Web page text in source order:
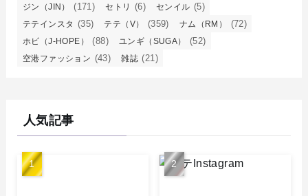
ジン（JIN） (171) セトリ (6) センイル (5)
テテインスタ (35) テテ（V） (359) ナム（RM） (72)
ホビ（J-HOPE） (88) ユンギ（SUGA） (52)
空港ファッション (43) 雑誌 (21)
人気記事